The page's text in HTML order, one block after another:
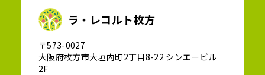
ラ・レコルト枚方
〒573-0027
大阪府枚方市大垣内町2丁目8-22 シンエービル
2F